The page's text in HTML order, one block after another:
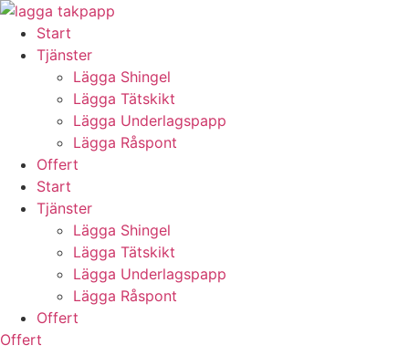
Skip
content
Start
Tjänster
Lägga Shingel
Lägga Tätskikt
Lägga Underlagspapp
Lägga Råspont
Offert
Start
Tjänster
Lägga Shingel
Lägga Tätskikt
Lägga Underlagspapp
Lägga Råspont
Offert
Offert